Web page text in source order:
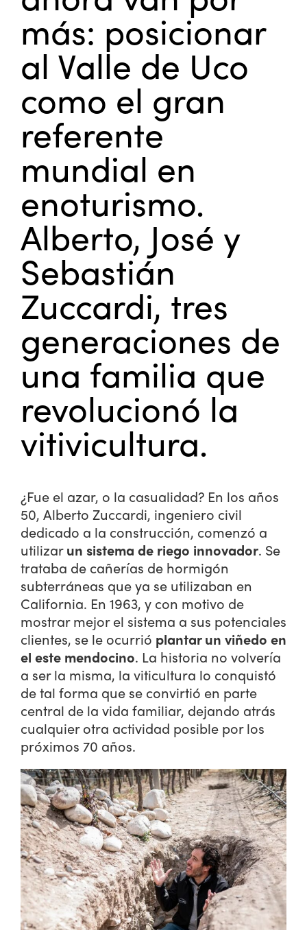
más: posicionar
al Valle de Uco
como el gran
referente
mundial en
enoturismo.
Alberto, José y
Sebastián
Zuccardi, tres
generaciones de
una familia que
revolucionó la
vitivicultura.
¿Fue el azar, o la casualidad? En los años
50, Alberto Zuccardi, ingeniero civil
dedicado a la construcción, comenzó a
utilizarun sistema de riego innovador. Se
trataba de cañerías de hormigón
subterráneas que ya se utilizaban en
California. En 1963, y con motivo de
mostrar mejor el sistema a sus potenciales
clientes, se le ocurrió plantar un viñedo en
el este mendocino. La historia no volvería
a ser la misma, la viticultura lo conquistó
de tal forma que se convirtió en parte
central de la vida familiar, dejando atrás
cualquier otra actividad posible por los
próximos 70 años.